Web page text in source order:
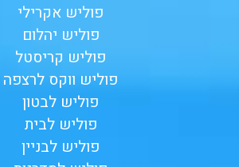
פוליש אקרילי
פוליש יהלום
פוליש קריסטל
פוליש ווקס לרצפה
פוליש לבטון
פוליש לבית
פוליש לבניין